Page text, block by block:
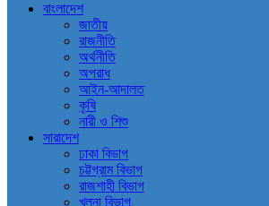
বাংলাদেশ
জাতীয়
রাজনীতি
অর্থনীতি
অপরাধ
আইন-আদালত
কৃষি
নারী ও শিশু
সারাদেশ
ঢাকা বিভাগ
চট্টগ্রাম বিভাগ
রাজশাহী বিভাগ
খুলনা বিভাগ